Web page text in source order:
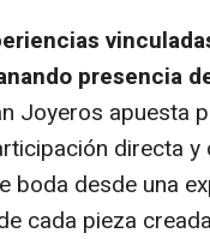
presencia
Joyeros apuesta
directa
boda desde una
cada pieza